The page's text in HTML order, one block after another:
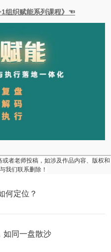
组织赋能系列课程》☜
者老师投稿，如涉及作品内容、版权和
我们联系删除！
何定位？
如同一盘散沙